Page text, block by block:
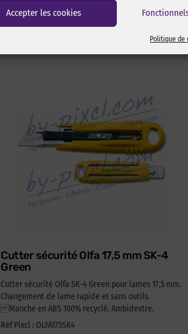
Accepter les cookies
Politique de
Cutter sécurité Olfa 17,5 mm SK-4
Green
Cutter sécurité Olfa SK-4 Green pour lames 17,5 mm.
Changement de lame rapide et sans outils.
Manche en ABS 100% recyclé. Ambidextre.
Réf Pixcl : OLFA175SK4